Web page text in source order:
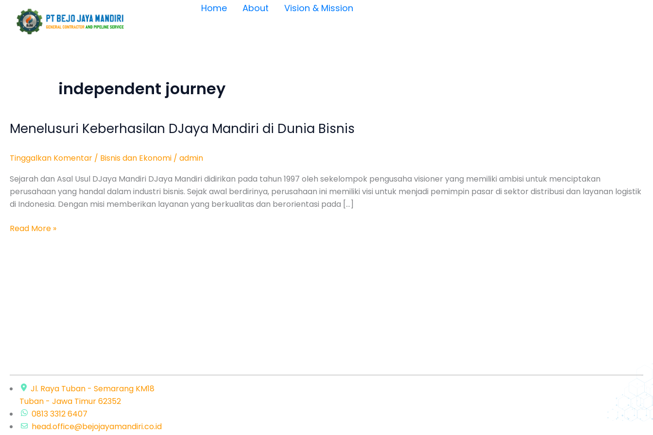
konten
Home About Vision & Mission
independent journey
Menelusuri Keberhasilan DJaya Mandiri di Dunia Bisnis
Tinggalkan Komentar / Bisnis dan Ekonomi / admin
Sejarah dan Asal Usul DJaya Mandiri DJaya Mandiri didirikan pada tahun 1997 oleh sekelompok pengusaha visioner yang memiliki ambisi untuk menciptakan
perusahaan yang handal dalam industri bisnis. Sejak awal berdirinya, perusahaan ini memiliki visi untuk menjadi pemimpin pasar di sektor distribusi dan layanan logistik
di Indonesia. Dengan misi memberikan layanan yang berkualitas dan berorientasi pada […]
Menelusuri
Mandiri
di
Dunia
Bisnis
Read More »
Jl. Raya Tuban - Semarang KM18
Tuban - Jawa Timur 62352
0813 3312 6407
head.office@bejojayamandiri.co.id